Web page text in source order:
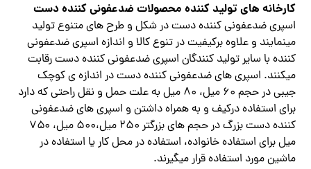
کارخانه های تولید کننده محصولات ضدعفونی کننده دست
اسپری ضدعفونی کننده دست در شکل و طرح های متنوع تولید
مینمایند و علاوه برکیفیت در تنوع کالا و اندازه اسپری ضدعفونی
کننده با سایر تولید کنندگان اسپری ضدعفونی کننده دست رقابت
میکنند. اسپری های ضدعفونی کننده دست در اندازه ی کوچک
جیبی در حجم ۶۰ میل، ۸۰ میل به علت حمل و نقل راحتی که دارد
برای استفاده درکیف و به همراه داشتن و اسپری های ضدعفونی
کننده دست بزرگ در حجم های بزرگتر ۲۵۰ میل،۵۰۰ میل، ۷۵۰
میل برای استفاده خانواده، استفاده در محل کار یا استفاده در
ماشین مورد استفاده قرار میگیرند.